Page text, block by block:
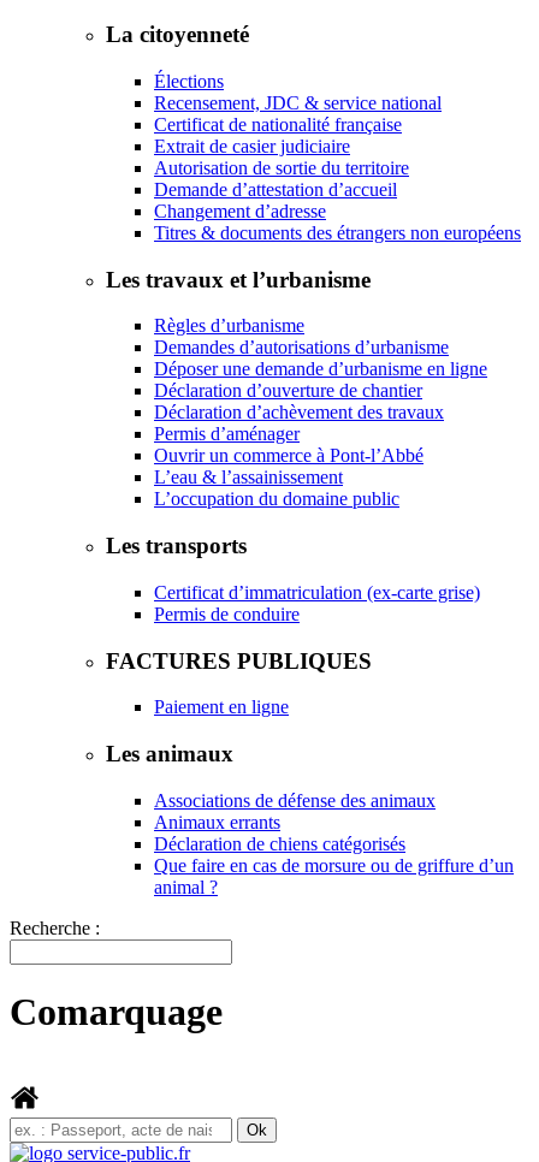
La citoyenneté
Élections
Recensement, JDC & service national
Certificat de nationalité française
Extrait de casier judiciaire
Autorisation de sortie du territoire
Demande d’attestation d’accueil
Changement d’adresse
Titres & documents des étrangers non européens
Les travaux et l’urbanisme
Règles d’urbanisme
Demandes d’autorisations d’urbanisme
Déposer une demande d’urbanisme en ligne
Déclaration d’ouverture de chantier
Déclaration d’achèvement des travaux
Permis d’aménager
Ouvrir un commerce à Pont-l’Abbé
L’eau & l’assainissement
L’occupation du domaine public
Les transports
Certificat d’immatriculation (ex-carte grise)
Permis de conduire
FACTURES PUBLIQUES
Paiement en ligne
Les animaux
Associations de défense des animaux
Animaux errants
Déclaration de chiens catégorisés
Que faire en cas de morsure ou de griffure d’un
animal ?
Recherche :
Comarquage